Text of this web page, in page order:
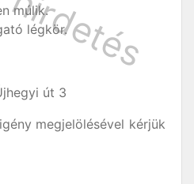
múlik.
légkör.
út 3
megjelölésével kérjük